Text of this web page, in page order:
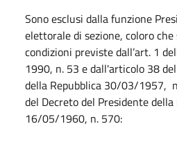
Sono esclusi dalla funzione
elettorale di sezione, coloro
condizioni previste dall’art. 1
1990, n. 53 e dall'articolo 38
della Repubblica 30/03/1957,
del Decreto del Presidente della
16/05/1960, n. 570: